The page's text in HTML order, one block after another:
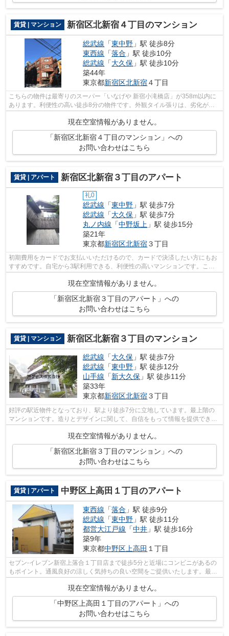
賃貸 | マンション 新宿区北新宿４丁目のマンション
総武線 「東中野 」駅 徒歩8分
東西線 「落合 」駅 徒歩10分
総武線 「大久保 」駅 徒歩10分
築44年
東京都新宿区北新宿４丁目
こちらの物件は最寄りのスーパー「いなげや 新宿小滝橋店」が358m以内に
あります。利便性の高い徒歩8分の物件です。外観タイル張りは、劣化が少
現在空室情報がありません。
「新宿区北新宿４丁目のマンション」への
お問い合わせはこちら
賃貸 | アパート 新宿区北新宿３丁目のアパート
礼0
総武線 「東中野 」駅 徒歩7分
総武線 「大久保 」駅 徒歩7分
丸ノ内線 「中野坂上 」駅 徒歩15分
築21年
東京都新宿区北新宿３丁目
初期費用をカードでお支払いいただけるので、カードで決済したい方にもお
すすめです。自宅から3駅利用できる、利便性の高いマンションです。こち
現在空室情報がありません。
「新宿区北新宿３丁目のアパート」への
お問い合わせはこちら
賃貸 | マンション 新宿区北新宿３丁目のマンション
総武線 「大久保 」駅 徒歩7分
総武線 「東中野 」駅 徒歩12分
山手線 「新大久保 」駅 徒歩11分
築33年
東京都新宿区北新宿３丁目
好評の駅近物件となっており、駅より徒歩7分に立地しています。最上階の
マンションです。造りとデザインに関して、自信をもって情報を提供できる
マンションです。アクセスは新宿区にあ...
現在空室情報がありません。
「新宿区北新宿３丁目のマンション」への
お問い合わせはこちら
賃貸 | アパート 中野区上高田１丁目のアパート
東西線 「落合 」駅 徒歩9分
総武線 「東中野 」駅 徒歩11分
都営大江戸線 「中井 」駅 徒歩16分
築9年
東京都中野区 上高田 １丁目
セブン-イレブン新宿上落合１丁目店まで徒歩5分と近場にコンビニがあるの
もポイント。通風良好の涼しく気持ちの良い空間をご提供いたします。最上
階の物件です。幅広い層に好評な、駅...
現在空室情報がありません。
「中野区上高田１丁目のアパート」への
お問い合わせはこちら